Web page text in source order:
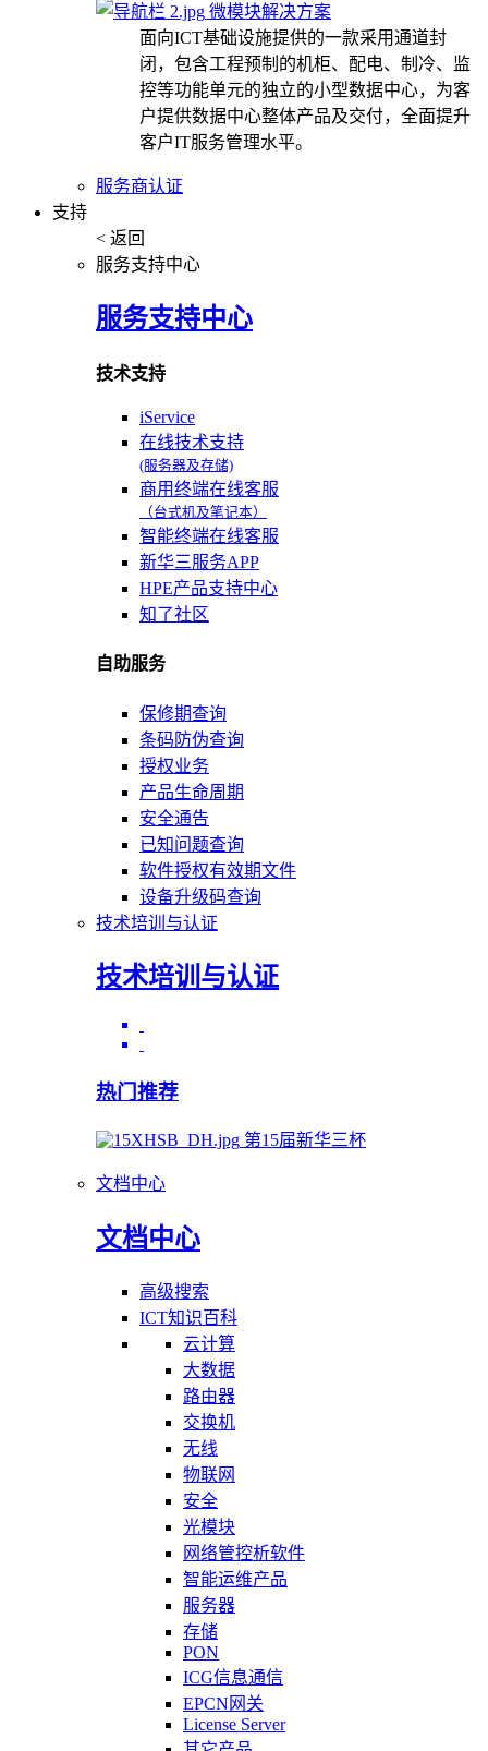
微模块解决方案
面向ICT基础设施提供的一款采用通道封
闭，包含工程预制的机柜、配电、制冷、监
控等功能单元的独立的小型数据中心，为客
户提供数据中心整体产品及交付，全面提升
客户IT服务管理水平。
服务商认证
支持
< 返回
服务支持中心
服务支持中心
技术支持
iService
在线技术支持
(服务器及存储)
商用终端在线客服
（台式机及笔记本）
智能终端在线客服
新华三服务APP
HPE产品支持中心
知了社区
自助服务
保修期查询
条码防伪查询
授权业务
产品生命周期
安全通告
已知问题查询
软件授权有效期文件
设备升级码查询
技术培训与认证
技术培训与认证
热门推荐
第15届新华三杯
文档中心
文档中心
高级搜索
ICT知识百科
云计算
大数据
路由器
交换机
无线
物联网
安全
光模块
网络管控析软件
智能运维产品
服务器
存储
PON
ICG信息通信
EPCN网关
License Server